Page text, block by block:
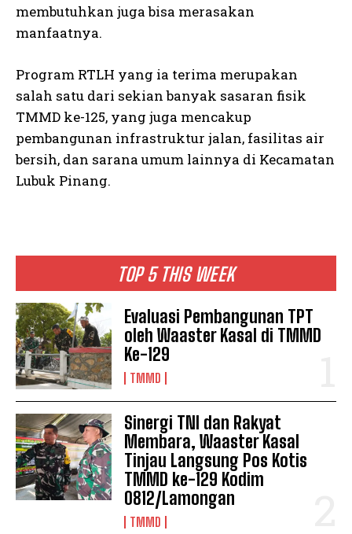
TOP 5 THIS WEEK
Evaluasi Pembangunan TPT
oleh Waaster Kasal di TMMD
Ke-129
TMMD
Sinergi TNI dan Rakyat
Membara, Waaster Kasal
Tinjau Langsung Pos Kotis
TMMD ke-129 Kodim
0812/Lamongan
TMMD
membutuhkan juga bisa merasakan
manfaatnya.
Program RTLH yang ia terima merupakan
salah satu dari sekian banyak sasaran fisik
TMMD ke-125, yang juga mencakup
pembangunan infrastruktur jalan, fasilitas air
bersih, dan sarana umum lainnya di Kecamatan
Lubuk Pinang.